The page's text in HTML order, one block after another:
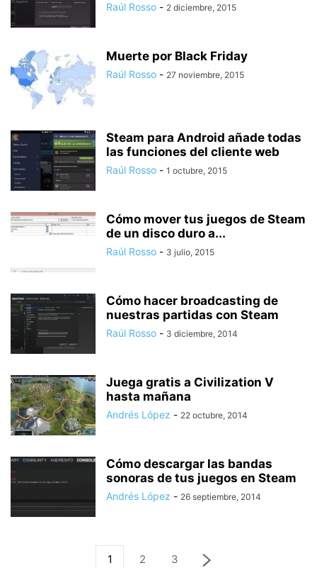
Raúl Rosso - 2 diciembre, 2015
Muerte por Black Friday
Raúl Rosso - 27 noviembre, 2015
Steam para Android añade todas
las funciones del cliente web
Raúl Rosso - 1 octubre, 2015
Cómo mover tus juegos de Steam
de un disco duro a...
Raúl Rosso - 3 julio, 2015
Cómo hacer broadcasting de
nuestras partidas con Steam
Raúl Rosso - 3 diciembre, 2014
Juega gratis a Civilization V
hasta mañana
Andrés López - 22 octubre, 2014
Cómo descargar las bandas
sonoras de tus juegos en Steam
Andrés López - 26 septiembre, 2014
1 2 3